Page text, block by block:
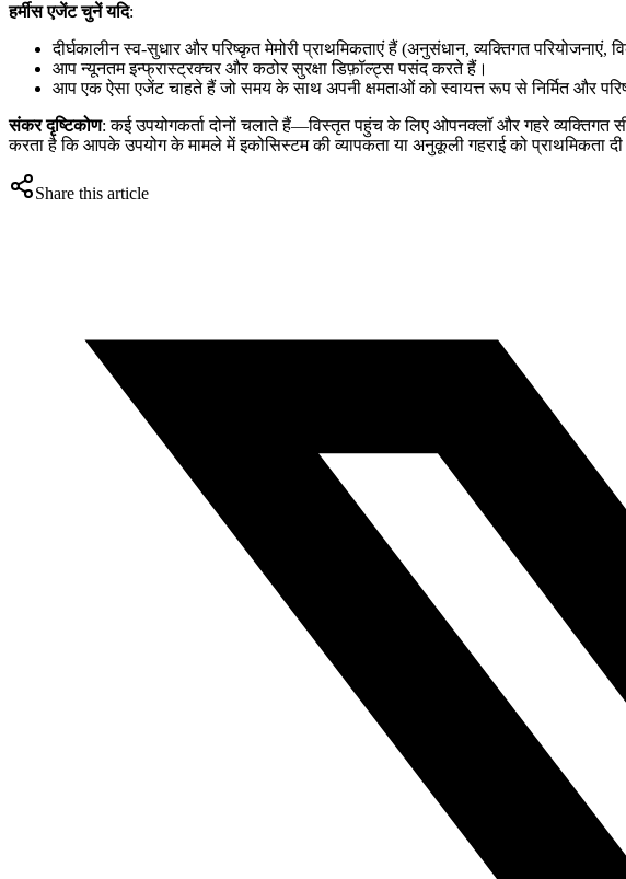
हर्मीस एजेंट चुनें यदि:
दीर्घकालीन स्व-सुधार और परिष्कृत मेमोरी प्राथमिकताएं हैं (अनुसंधान, व्यक्तिगत परियोजनाएं,
आप न्यूनतम इन्फ्रास्ट्रक्चर और कठोर सुरक्षा डिफ़ॉल्ट्स पसंद करते हैं।
आप एक ऐसा एजेंट चाहते हैं जो समय के साथ अपनी क्षमताओं को स्वायत्त रूप से निर्मित और
संकर दृष्टिकोण: कई उपयोगकर्ता दोनों चलाते हैं—विस्तृत पहुंच के लिए ओपनक्लॉ और गहरे व्यक्तिगत
करता है कि आपके उपयोग के मामले में इकोसिस्टम की व्यापकता या अनुकूली गहराई को प्राथमिकता दी
Share this article